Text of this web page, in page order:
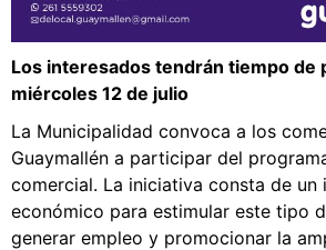
Los interesados tendrán tiempo de
miércoles 12 de julio
La Municipalidad convoca a los
Guaymallén a participar del
comercial. La iniciativa consta de un
económico para estimular este tipo
generar empleo y promocionar la